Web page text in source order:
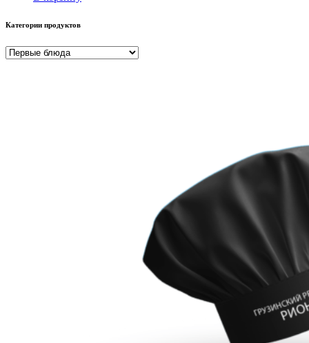
Категории продуктов